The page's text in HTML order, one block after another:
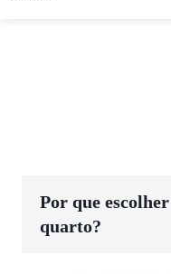
Por que
quarto?